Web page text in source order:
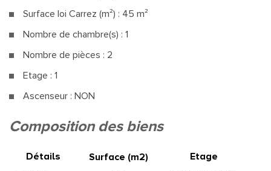
Surface loi Carrez (m²) : 45 m²
Nombre de chambre(s) : 1
Nombre de pièces : 2
Etage : 1
Ascenseur : NON
la ville de marseille (13015)
+
composition des biens
Détails Surface (m2) Etage